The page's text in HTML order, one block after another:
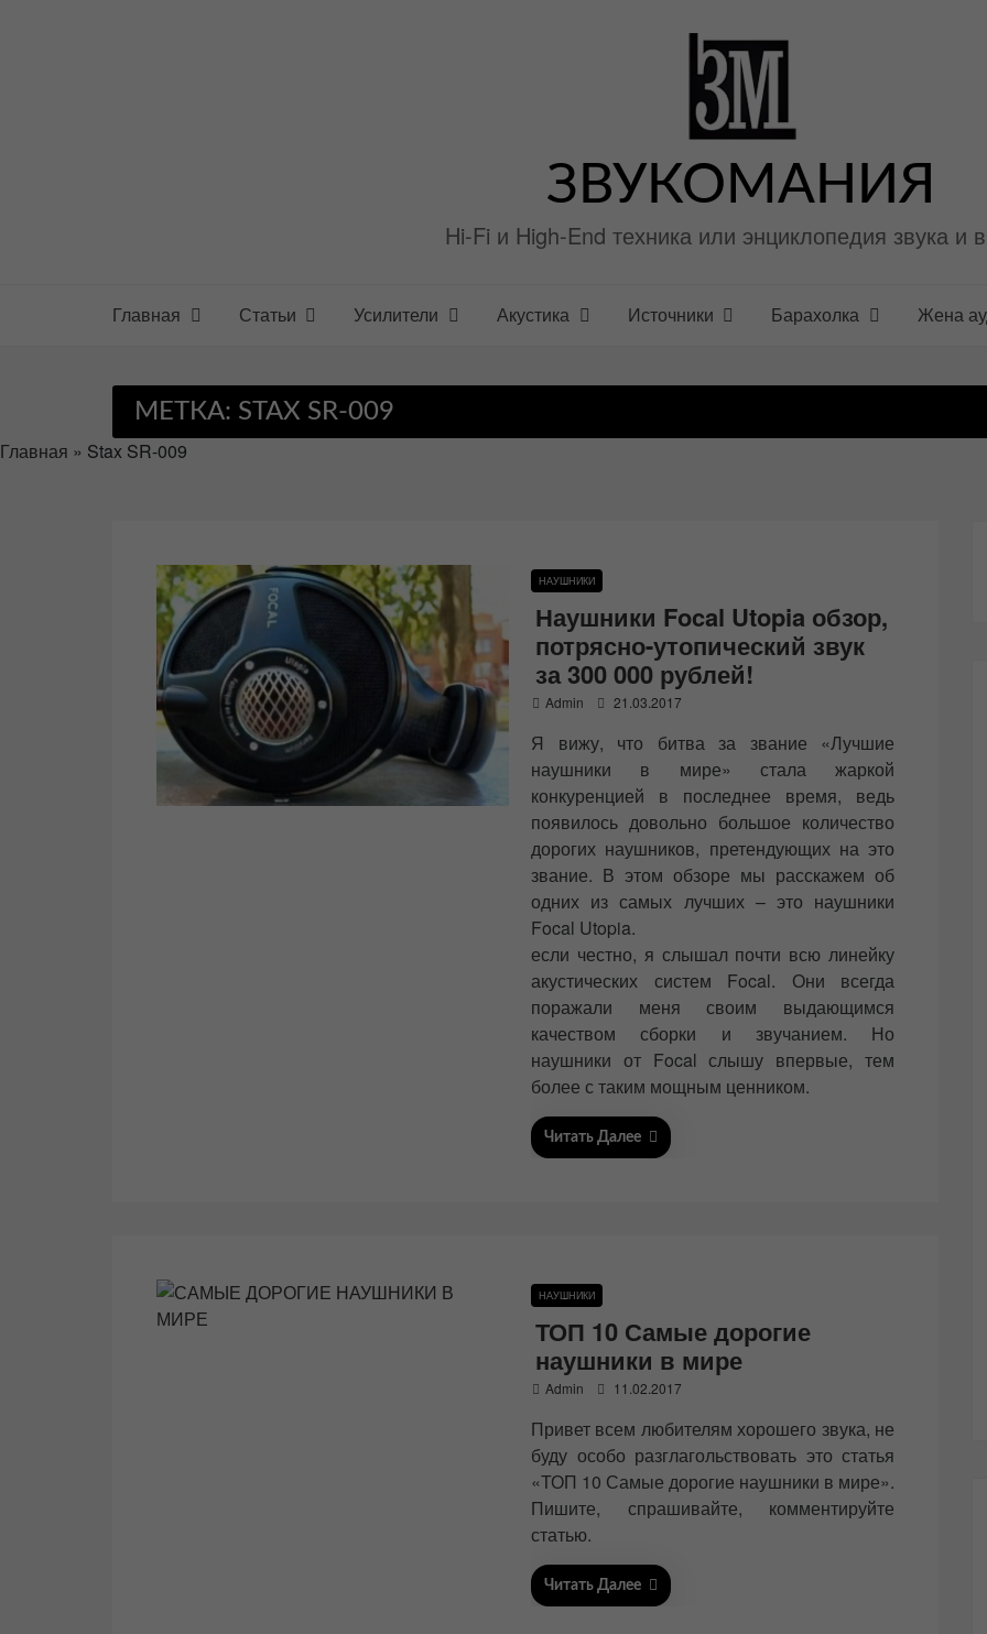
ЗВУКОМАНИЯ
Hi-Fi и High-End техника или энциклопедия звука и
Главная Статьи Усилители Акустика Источники Барахолка Жена
МЕТКА: STAX SR-009
Главная » Stax SR-009
НАУШНИКИ
Наушники Focal Utopia обзор,
потрясно-утопический звук
за 300 000 рублей!
Admin
e
d
o
21.03.2017
Я вижу, что битва за звание «Лучшие
наушники в мире» стала жаркой
конкуренцией в последнее время, ведь
появилось довольно большое количество
дорогих наушников, претендующих на это
звание. В этом обзоре мы расскажем об
одних из самых лучших – это наушники
Focal Utopia.
если честно, я слышал почти всю линейку
акустических систем Focal. Они всегда
поражали меня своим выдающимся
качеством сборки и звучанием. Но
наушники от Focal слышу впервые, тем
более с таким мощным ценником.
Читать Далее
НАУШНИКИ
ТОП 10 Самые дорогие
наушники в мире
Admin
s
e
d
11.02.2017
Привет всем любителям хорошего звука, не
буду особо разглагольствовать это статья
«ТОП 10 Самые дорогие наушники в мире».
Пишите, спрашивайте, комментируйте
статью.
Читать Далее